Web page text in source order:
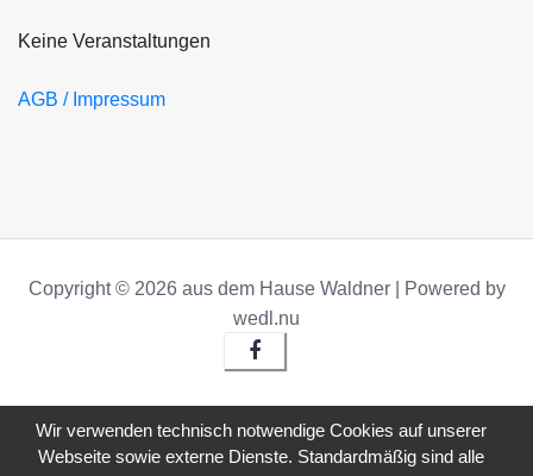
Keine Veranstaltungen
AGB / Impressum
Copyright © 2026 aus dem Hause Waldner | Powered by
wedl.nu
Wir verwenden technisch notwendige Cookies auf unserer
Webseite sowie externe Dienste. Standardmäßig sind alle